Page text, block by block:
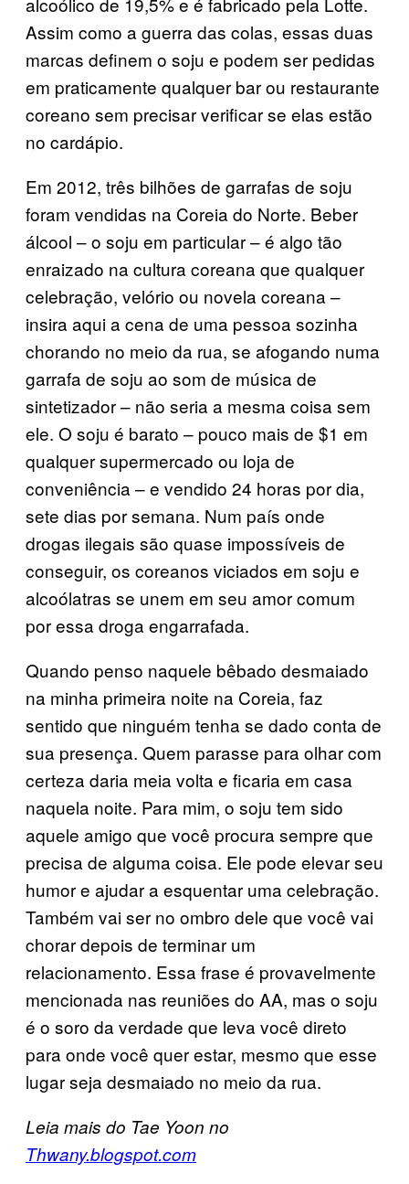
Assim como a guerra das colas, essas duas
marcas definem o soju e podem ser pedidas
em praticamente qualquer bar ou restaurante
coreano sem precisar verificar se elas estão
no cardápio.
Em 2012, três bilhões de garrafas de soju
foram vendidas na Coreia do Norte. Beber
álcool – o soju em particular – é algo tão
enraizado na cultura coreana que qualquer
celebração, velório ou novela coreana –
insira aqui a cena de uma pessoa sozinha
chorando no meio da rua, se afogando numa
garrafa de soju ao som de música de
sintetizador – não seria a mesma coisa sem
ele. O soju é barato – pouco mais de $1 em
qualquer supermercado ou loja de
conveniência – e vendido 24 horas por dia,
sete dias por semana. Num país onde
drogas ilegais são quase impossíveis de
conseguir, os coreanos viciados em soju e
alcoólatras se unem em seu amor comum
por essa droga engarrafada.
Quando penso naquele bêbado desmaiado
na minha primeira noite na Coreia, faz
sentido que ninguém tenha se dado conta de
sua presença. Quem parasse para olhar com
certeza daria meia volta e ficaria em casa
naquela noite. Para mim, o soju tem sido
aquele amigo que você procura sempre que
precisa de alguma coisa. Ele pode elevar seu
humor e ajudar a esquentar uma celebração.
Também vai ser no ombro dele que você vai
chorar depois de terminar um
relacionamento. Essa frase é provavelmente
mencionada nas reuniões do AA, mas o soju
é o soro da verdade que leva você direto
para onde você quer estar, mesmo que esse
lugar seja desmaiado no meio da rua.
Leia mais do Tae Yoon no
Thwany.blogspot.com